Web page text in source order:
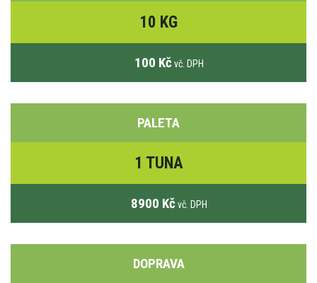
10 KG
100 Kč vč. DPH
PALETA
1 TUNA
8900 Kč vč. DPH
DOPRAVA